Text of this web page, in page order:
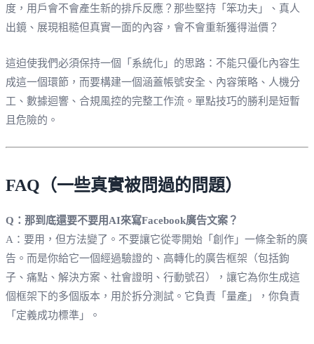
度，用戶會不會產生新的排斥反應？那些堅持「笨功夫」、真人
出鏡、展現粗糙但真實一面的內容，會不會重新獲得溢價？
這迫使我們必須保持一個「系統化」的思路：不能只優化內容生
成這一個環節，而要構建一個涵蓋帳號安全、內容策略、人機分
工、數據迴響、合規風控的完整工作流。單點技巧的勝利是短暫
且危險的。
FAQ（一些真實被問過的問題）
Q：那到底還要不要用AI來寫Facebook廣告文案？
A：要用，但方法變了。不要讓它從零開始「創作」一條全新的廣
告。而是你給它一個經過驗證的、高轉化的廣告框架（包括鉤
子、痛點、解決方案、社會證明、行動號召），讓它為你生成這
個框架下的多個版本，用於拆分測試。它負責「量產」，你負責
「定義成功標準」。